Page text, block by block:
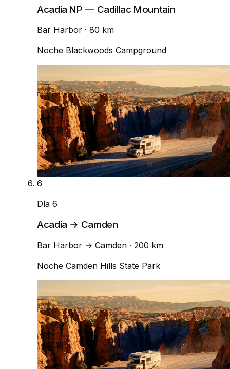
Acadia NP — Cadillac Mountain
Bar Harbor · 80 km
Noche Blackwoods Campground
6
Día 6
Acadia → Camden
Bar Harbor → Camden · 200 km
Noche Camden Hills State Park